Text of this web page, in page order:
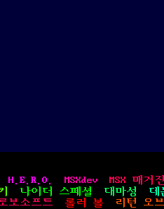
H.E.R.O. MSXdev MSX 매거진
나이더 스페셜 대마성 데
보소프트 롤러 볼 리턴 오